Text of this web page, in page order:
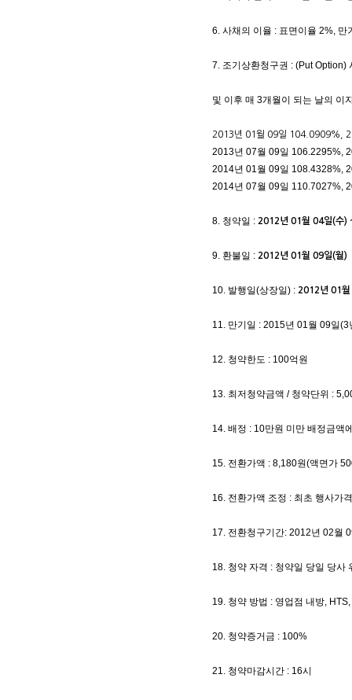
6. 사채의 이율 : 표면이율 2%,
7. 조기상환청구권 : (Put Option)
및 이후 매 3개월이 되는 날의 이
2013년 01월 09일 104.0909%,
2013년 07월 09일 106.2295%,
2014년 01월 09일 108.4328%,
2014년 07월 09일 110.7027%,
8. 청약일 : 2012년 01월 04일(수)
9. 환불일 : 2012년 01월 09일(월)
10. 발행일(상장일) : 2012년 01월
11. 만기일 : 2015년 01월 09일(3
12. 청약한도 : 100억원
13. 최저청약금액 / 청약단위 :
14. 배정 : 10만원 미만 배정금액
15. 전환가액 : 8,180원(액면가
16. 전환가액 조정 : 최초 행사가
17. 전환청구기간: 2012년 02월
18. 청약 자격 : 청약일 당일 당사
19. 청약 방법 : 영업점 내방,
20. 청약증거금 : 100%
21. 청약마감시간 : 16시